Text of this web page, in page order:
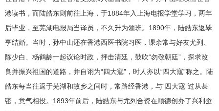
港读书，而陆皓东则前往上海，于1884年入上海电报学堂学习，两年
后毕业，至芜湖电报局当译员，不久升为领班。1890年，陆皓东返翠
亨结婚。当时，孙中山还在香港西医书院习医，课余常与好友尤列、
陈少白、杨鹤龄一起议论时政，抨击清廷，鼓吹“勿敬朝廷”，探求改
良并振兴祖国的道路，并自诩为“四大寇”，时人亦以“四大寇”称之。陆
皓东每当往返于芜湖和故乡之间时，常路经香港，与“四大寇”过从甚
密，意气相投。1893年前后，陆皓东与尤列合资在顺德创办了兴利蚕